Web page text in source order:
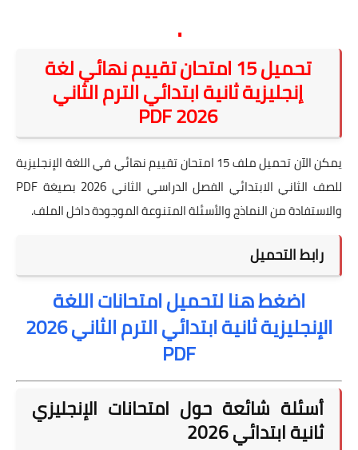
.
تحميل 15 امتحان تقييم نهائي لغة
إنجليزية ثانية ابتدائي الترم الثاني
2026 PDF
يمكن الآن تحميل ملف 15 امتحان تقييم نهائي في اللغة الإنجليزية
للصف الثاني الابتدائي الفصل الدراسي الثاني 2026 بصيغة PDF
والاستفادة من النماذج والأسئلة المتنوعة الموجودة داخل الملف.
رابط التحميل
اضغط هنا لتحميل امتحانات اللغة
الإنجليزية ثانية ابتدائي الترم الثاني 2026
PDF
أسئلة شائعة حول امتحانات الإنجليزي
ثانية ابتدائي 2026